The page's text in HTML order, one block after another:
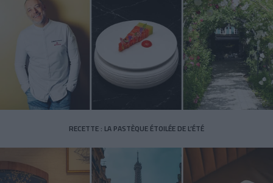
RECETTE : LA PASTÈQUE ÉTOILÉE DE L’ÉTÉ